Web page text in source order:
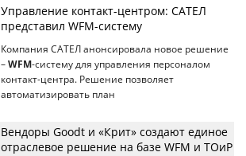
Управление контакт-центром: САТЕЛ
представил WFM-систему
Компания САТЕЛ анонсировала новое решение
– WFM-систему для управления персоналом
контакт-центра. Решение позволяет
автоматизировать план
Вендоры Goodt и «Крит» создают единое
отраслевое решение на базе WFM и ТОиР